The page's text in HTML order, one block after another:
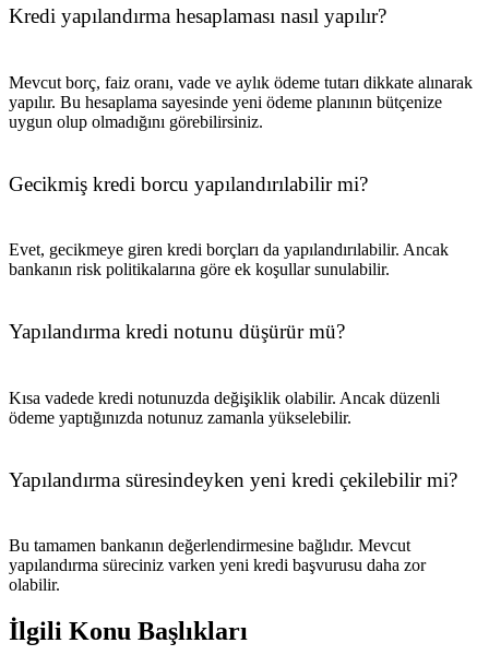
Kredi yapılandırma hesaplaması nasıl yapılır?
Mevcut borç, faiz oranı, vade ve aylık ödeme tutarı dikkate alınarak
yapılır. Bu hesaplama sayesinde yeni ödeme planının bütçenize
uygun olup olmadığını görebilirsiniz.
Gecikmiş kredi borcu yapılandırılabilir mi?
Evet, gecikmeye giren kredi borçları da yapılandırılabilir. Ancak
bankanın risk politikalarına göre ek koşullar sunulabilir.
Yapılandırma kredi notunu düşürür mü?
Kısa vadede kredi notunuzda değişiklik olabilir. Ancak düzenli
ödeme yaptığınızda notunuz zamanla yükselebilir.
Yapılandırma süresindeyken yeni kredi çekilebilir mi?
Bu tamamen bankanın değerlendirmesine bağlıdır. Mevcut
yapılandırma süreciniz varken yeni kredi başvurusu daha zor
olabilir.
İlgili Konu Başlıkları